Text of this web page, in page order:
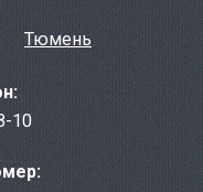
Тюмень
10